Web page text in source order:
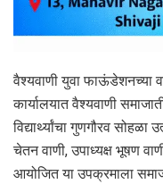
वैश्यवाणी युवा फाऊंडेशनच्या
कार्यालयात वैश्यवाणी
विद्यार्थ्यांचा गुणगौरव
चेतन वाणी, उपाध्यक्ष भूषण
आयोजित या उपक्रमाला